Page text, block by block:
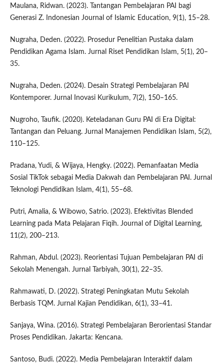
Maulana, Ridwan. (2023). Tantangan Pembelajaran PAI bagi
Generasi Z. Indonesian Journal of Islamic Education, 9(1), 15–28.
Nugraha, Deden. (2022). Prosedur Penelitian Pustaka dalam
Pendidikan Agama Islam. Jurnal Riset Pendidikan Islam, 5(1), 20–
35.
Nugraha, Deden. (2024). Desain Strategi Pembelajaran PAI
Kontemporer. Jurnal Inovasi Kurikulum, 7(2), 150–165.
Nugroho, Taufik. (2020). Keteladanan Guru PAI di Era Digital:
Tantangan dan Peluang. Jurnal Manajemen Pendidikan Islam, 5(2),
110–125.
Pradana, Yudi, & Wijaya, Hengky. (2022). Pemanfaatan Media
Sosial TikTok sebagai Media Dakwah dan Pembelajaran PAI. Jurnal
Teknologi Pendidikan Islam, 4(1), 55–68.
Putri, Amalia, & Wibowo, Satrio. (2023). Efektivitas Blended
Learning pada Mata Pelajaran Fiqih. Journal of Digital Learning,
11(2), 200–213.
Rahman, Abdul. (2023). Reorientasi Tujuan Pembelajaran PAI di
Sekolah Menengah. Jurnal Tarbiyah, 30(1), 22–35.
Rahmawati, D. (2022). Strategi Peningkatan Mutu Sekolah
Berbasis TQM. Jurnal Kajian Pendidikan, 6(1), 33–41.
Sanjaya, Wina. (2016). Strategi Pembelajaran Berorientasi Standar
Proses Pendidikan. Jakarta: Kencana.
Santoso, Budi. (2022). Media Pembelajaran Interaktif dalam